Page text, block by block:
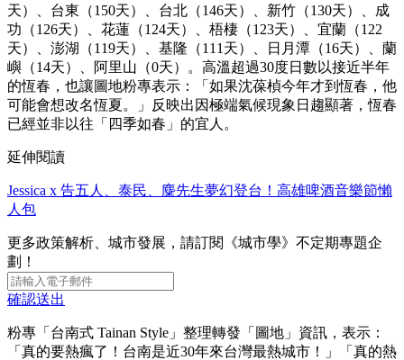
天）、台東（150天）、台北（146天）、新竹（130天）、成
功（126天）、花蓮（124天）、梧棲（123天）、宜蘭（122
天）、澎湖（119天）、基隆（111天）、日月潭（16天）、蘭
嶼（14天）、阿里山（0天）。高溫超過30度日數以接近半年
的恆春，也讓圖地粉專表示：「如果沈葆楨今年才到恆春，他
可能會想改名恆夏。」反映出因極端氣候現象日趨顯著，恆春
已經並非以往「四季如春」的宜人。
延伸閱讀
Jessica x 告五人、泰民、麋先生夢幻登台！高雄啤酒音樂節懶
人包
更多政策解析、城市發展，請訂閱《城市學》不定期專題企
劃！
確認送出
粉專「台南式 Tainan Style」整理轉發「圖地」資訊，表示：
「真的要熱瘋了！台南是近30年來台灣最熱城市！」「真的熱